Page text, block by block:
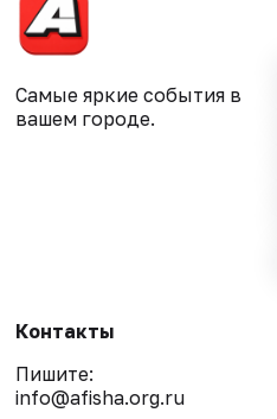
Самые яркие события в
вашем городе.
Контакты
Пишите:
info@afisha.org.ru